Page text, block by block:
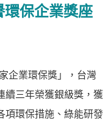
保企業獎座
企業環保獎」，台灣
續三年榮獲銀級獎，獲
項環保措施、綠能研發